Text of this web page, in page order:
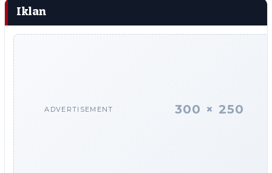
Iklan
ADVERTISEMENT 300 × 250